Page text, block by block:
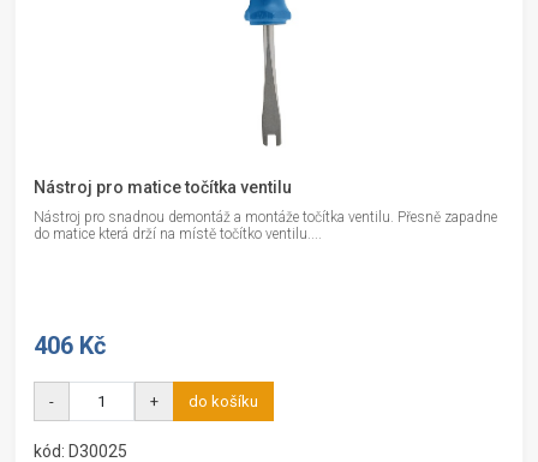
Nástroj pro matice točítka ventilu
Nástroj pro snadnou demontáž a montáže točítka ventilu. Přesně zapadne
do matice která drží na místě točítko ventilu....
406 Kč
- + do košíku
kód: D30025